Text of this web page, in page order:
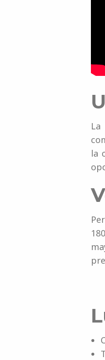
La
la